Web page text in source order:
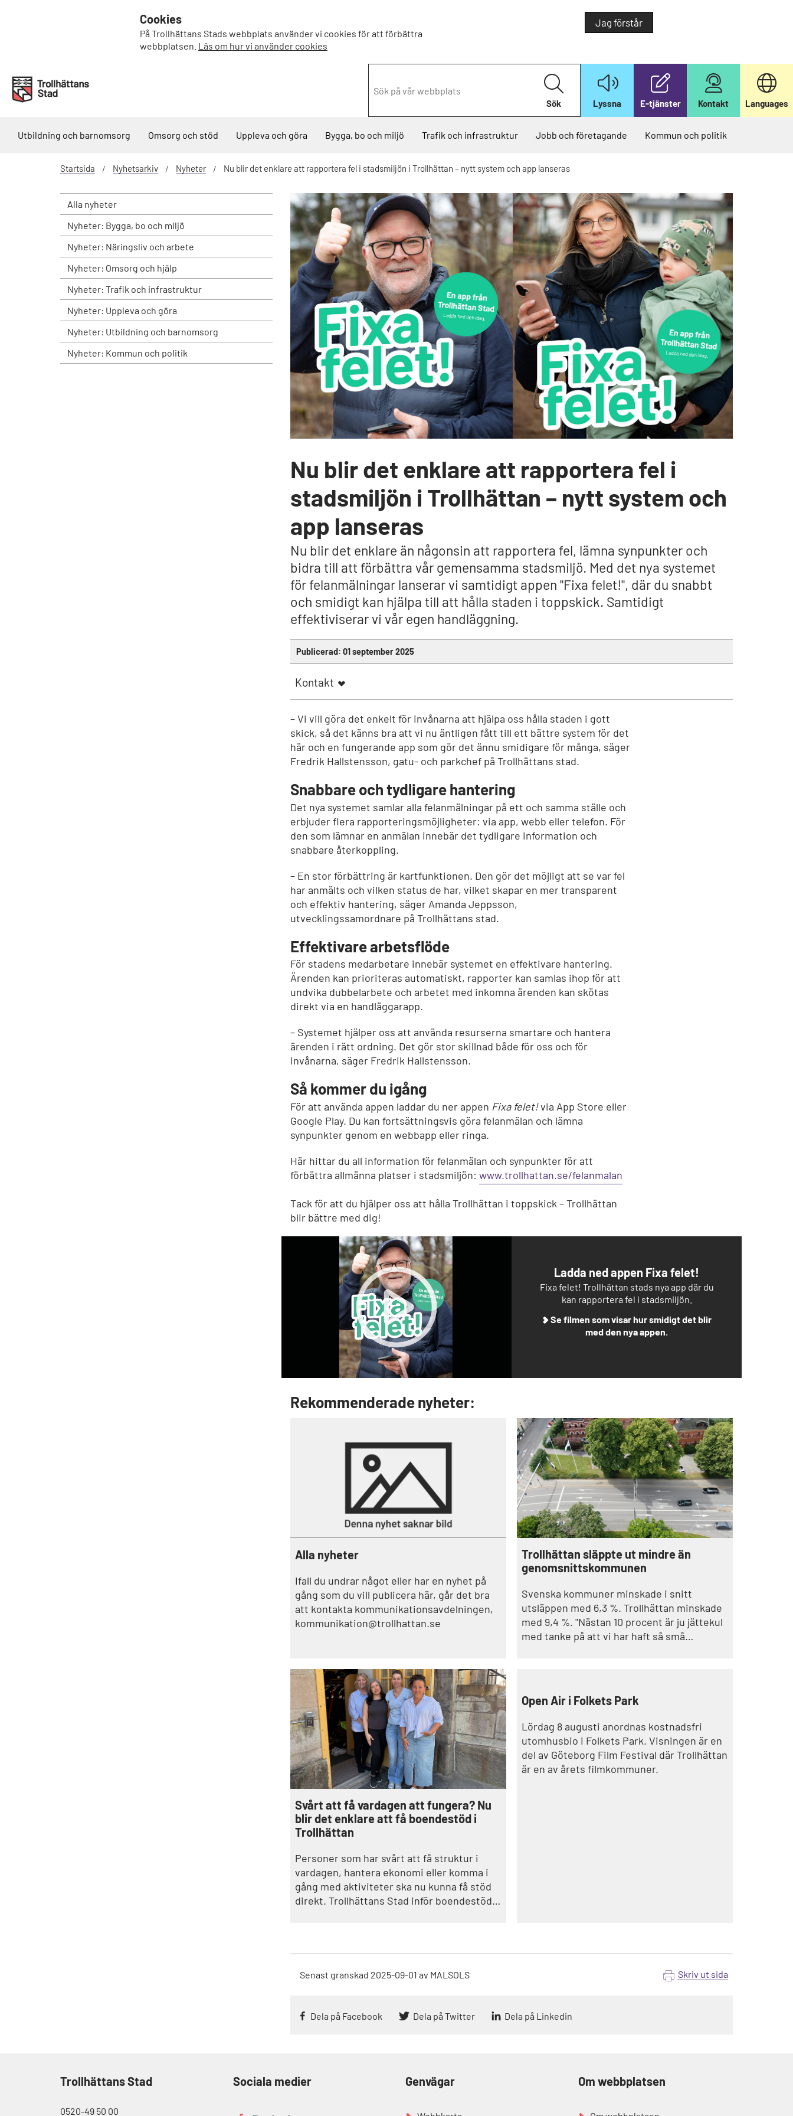
Cookies
På Trollhättans Stads webbplats använder vi cookies för att förbättra
webbplatsen. Läs om hur vi använder cookies
Jag förstår
å
b
p
l
a
t
s
Sök Lyssna E-tjänster Kontakt Languages
Utbildning och barnomsorg Omsorg och stöd Uppleva och göra Bygga, bo och miljö Trafik och infrastruktur Jobb och företagande Kommun och politik
Startsida Nyhetsarkiv Nyheter Nu blir det enklare att rapportera fel i stadsmiljön i Trollhättan – nytt system och app lanseras
Alla nyheter
Nyheter: Bygga, bo och miljö
Nyheter: Näringsliv och arbete
Nyheter: Omsorg och hjälp
Nyheter: Trafik och infrastruktur
Nyheter: Uppleva och göra
Nyheter: Utbildning och barnomsorg
Nyheter: Kommun och politik
Nu blir det enklare att rapportera fel i
stadsmiljön i Trollhättan – nytt system och
app lanseras
Nu blir det enklare än någonsin att rapportera fel, lämna synpunkter och
bidra till att förbättra vår gemensamma stadsmiljö. Med det nya systemet
för felanmälningar lanserar vi samtidigt appen "Fixa felet!", där du snabbt
och smidigt kan hjälpa till att hålla staden i toppskick. Samtidigt
effektiviserar vi vår egen handläggning.
Publicerad: 01 september 2025
Kontakt
– Vi vill göra det enkelt för invånarna att hjälpa oss hålla staden i gott
skick, så det känns bra att vi nu äntligen fått till ett bättre system för det
här och en fungerande app som gör det ännu smidigare för många, säger
Fredrik Hallstensson, gatu- och parkchef på Trollhättans stad.
Snabbare och tydligare hantering
Det nya systemet samlar alla felanmälningar på ett och samma ställe och
erbjuder flera rapporteringsmöjligheter: via app, webb eller telefon. För
den som lämnar en anmälan innebär det tydligare information och
snabbare återkoppling.
– En stor förbättring är kartfunktionen. Den gör det möjligt att se var fel
har anmälts och vilken status de har, vilket skapar en mer transparent
och effektiv hantering, säger Amanda Jeppsson,
utvecklingssamordnare på Trollhättans stad.
Effektivare arbetsflöde
För stadens medarbetare innebär systemet en effektivare hantering.
Ärenden kan prioriteras automatiskt, rapporter kan samlas ihop för att
undvika dubbelarbete och arbetet med inkomna ärenden kan skötas
direkt via en handläggarapp.
– Systemet hjälper oss att använda resurserna smartare och hantera
ärenden i rätt ordning. Det gör stor skillnad både för oss och för
invånarna, säger Fredrik Hallstensson.
Så kommer du igång
För att använda appen laddar du ner appen Fixa felet!via App Store eller
Google Play. Du kan fortsättningsvis göra felanmälan och lämna
synpunkter genom en webbapp eller ringa.
Här hittar du all information för felanmälan och synpunkter för att
förbättra allmänna platser i stadsmiljön: www.trollhattan.se/felanmalan
Tack för att du hjälper oss att hålla Trollhättan i toppskick – Trollhättan
blir bättre med dig!
Ladda ned appen Fixa felet!
Fixa felet! Trollhättan stads nya app där du
kan rapportera fel i stadsmiljön.
Se filmen som visar hur smidigt det blir
med den nya appen.
Rekommenderade nyheter:
Alla nyheter
Ifall du undrar något eller har en nyhet på
gång som du vill publicera här, går det bra
att kontakta kommunikationsavdelningen,
kommunikation@trollhattan.se
Trollhättan släppte ut mindre än
genomsnittskommunen
Svenska kommuner minskade i snitt
utsläppen med 6,3 %. Trollhättan minskade
med 9,4 %. "Nästan 10 procent är ju jättekul
med tanke på att vi har haft så små
Svårt att få vardagen att fungera? Nu
blir det enklare att få boendestöd i
Trollhättan
Personer som har svårt att få struktur i
vardagen, hantera ekonomi eller komma i
gång med aktiviteter ska nu kunna få stöd
direkt. Trollhättans Stad inför boendestöd
Open Air i Folkets Park
Lördag 8 augusti anordnas kostnadsfri
utomhusbio i Folkets Park. Visningen är en
del av Göteborg Film Festival där Trollhättan
är en av årets filmkommuner.
Senast granskad 2025-09-01 av MALSOLS Skriv ut sida
Dela på Facebook Dela på Twitter Dela på Linkedin
Trollhättans Stad
0520-49 50 00
Sociala medier Genvägar Om webbplatsen